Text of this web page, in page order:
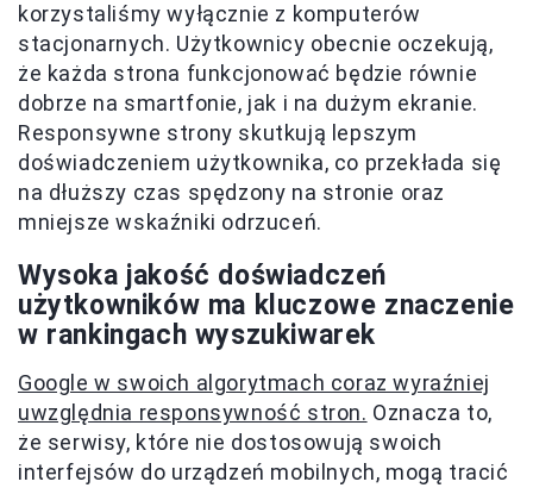
korzystaliśmy wyłącznie z komputerów
stacjonarnych. Użytkownicy obecnie oczekują,
że każda strona funkcjonować będzie równie
dobrze na smartfonie, jak i na dużym ekranie.
Responsywne strony skutkują lepszym
doświadczeniem użytkownika, co przekłada się
na dłuższy czas spędzony na stronie oraz
mniejsze wskaźniki odrzuceń.
Wysoka jakość doświadczeń
użytkowników ma kluczowe znaczenie
w rankingach wyszukiwarek
Google w swoich algorytmach coraz wyraźniej
uwzględnia responsywność stron. Oznacza to,
że serwisy, które nie dostosowują swoich
interfejsów do urządzeń mobilnych, mogą tracić